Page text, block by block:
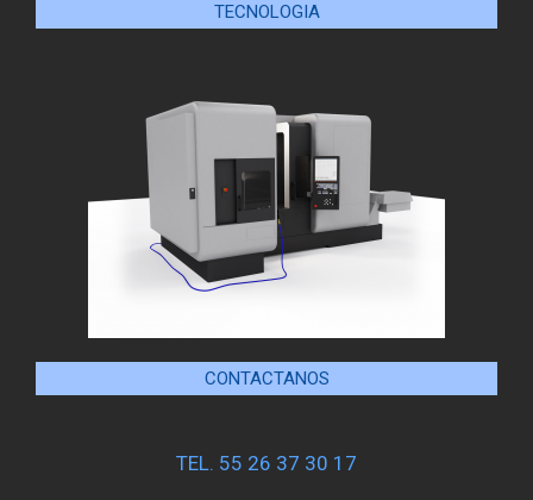
TECNOLOGIA
CONTACTANOS
TEL. 55 26 37 30 17